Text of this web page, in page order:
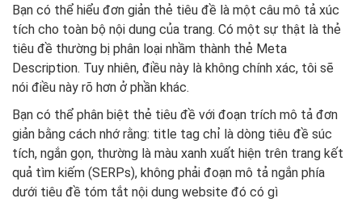
Bạn có thể hiểu đơn giản thẻ tiêu đề là một câu mô tả xúc
tích cho toàn bộ nội dung của trang. Có một sự thật là thẻ
tiêu đề thường bị phân loại nhầm thành thẻ Meta
Description. Tuy nhiên, điều này là không chính xác, tôi sẽ
nói điều này rõ hơn ở phần khác.
Bạn có thể phân biệt thẻ tiêu đề với đoạn trích mô tả đơn
giản bằng cách nhớ rằng: title tag chỉ là dòng tiêu đề súc
tích, ngắn gọn, thường là màu xanh xuất hiện trên trang kết
quả tìm kiếm (SERPs), không phải đoạn mô tả ngắn phía
dưới tiêu đề tóm tắt nội dung website đó có gì